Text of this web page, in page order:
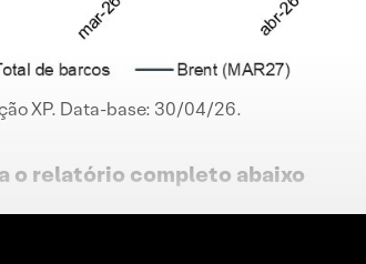
XP. Data-base: 30/04/26.
o relatório completo abaixo